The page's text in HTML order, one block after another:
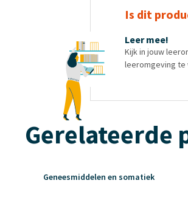
Is dit
Leer mee!
Kijk in jouw
leeromgeving te
Gerelateerde
Geneesmiddelen en somatiek